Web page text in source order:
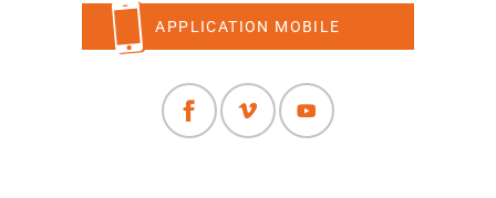
APPLICATION MOBILE